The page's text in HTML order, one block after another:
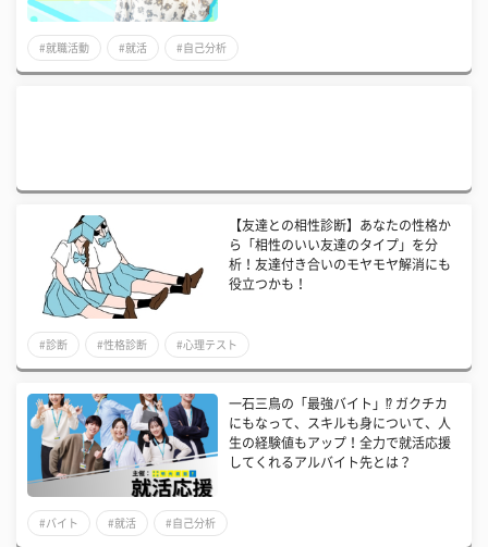
#就職活動 #就活 #自己分析
【友達との相性診断】あなたの性格か
ら「相性のいい友達のタイプ」を分
析！友達付き合いのモヤモヤ解消にも
役立つかも！
#診断 #性格診断 #心理テスト
一石三鳥の「最強バイト」⁉ ガクチカ
にもなって、スキルも身について、人
生の経験値もアップ！全力で就活応援
してくれるアルバイト先とは？
#バイト #就活 #自己分析